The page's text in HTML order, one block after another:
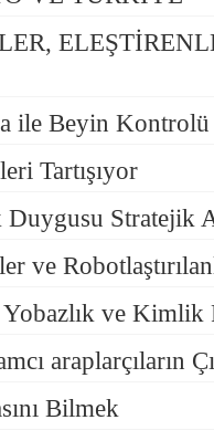
ile Beyin Kontrolü
Tartışıyor
Stratejik
ve
ve Kimlik
araplarçıların
Bilmek